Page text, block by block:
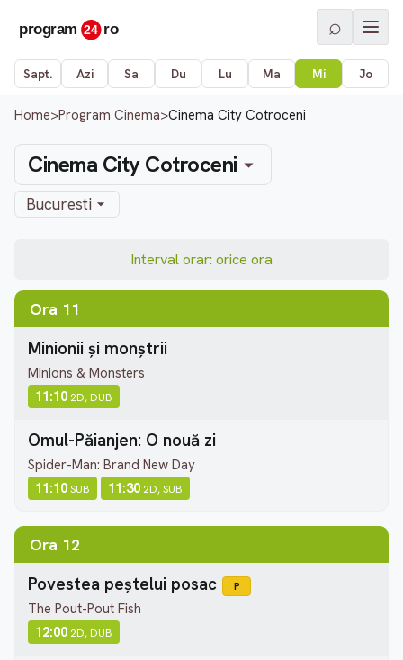
⌕
Sapt. Azi Sa Du Lu Ma Mi Jo
Home>Program Cinema>Cinema City Cotroceni
Cinema City Cotroceni
Bucuresti
Interval orar: orice ora
Ora 11
Minionii și monștrii
Minions & Monsters
11:10 2D, DUB
Omul-Păianjen: O nouă zi
Spider-Man: Brand New Day
11:10SUB 11:30 2D, SUB
Ora 12
Povestea peștelui posac P
The Pout-Pout Fish
12:00 2D, DUB